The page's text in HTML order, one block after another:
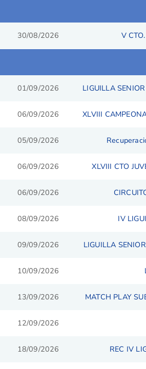
30/08/2026 V
01/09/2026 LIGUILLA
06/09/2026 XLVIII
05/09/2026
06/09/2026 XLVIII CTO
06/09/2026
08/09/2026 IV
09/09/2026 LIGUILLA
10/09/2026
13/09/2026 MATCH PLAY
12/09/2026
18/09/2026 REC IV